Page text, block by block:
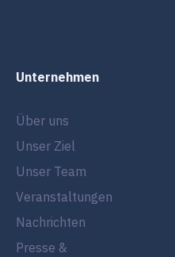
Unternehmen
Über uns
Unser Ziel
Unser Team
Veranstaltungen
Nachrichten
Presse &